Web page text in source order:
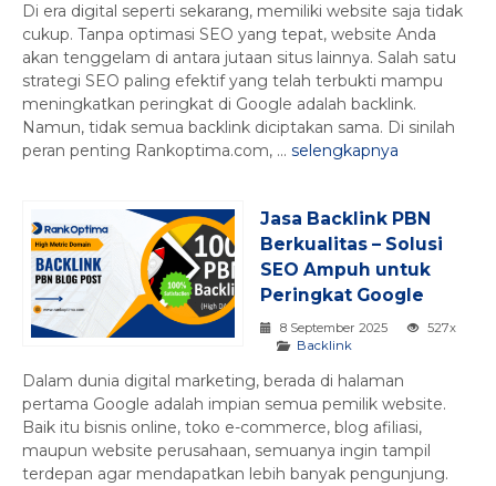
Di era digital seperti sekarang, memiliki website saja tidak
cukup. Tanpa optimasi SEO yang tepat, website Anda
akan tenggelam di antara jutaan situs lainnya. Salah satu
strategi SEO paling efektif yang telah terbukti mampu
meningkatkan peringkat di Google adalah backlink.
Namun, tidak semua backlink diciptakan sama. Di sinilah
peran penting Rankoptima.com, ... selengkapnya
Jasa Backlink PBN
Berkualitas – Solusi
SEO Ampuh untuk
Peringkat Google
8 September 2025
527x
Backlink
Dalam dunia digital marketing, berada di halaman
pertama Google adalah impian semua pemilik website.
Baik itu bisnis online, toko e-commerce, blog afiliasi,
maupun website perusahaan, semuanya ingin tampil
terdepan agar mendapatkan lebih banyak pengunjung.